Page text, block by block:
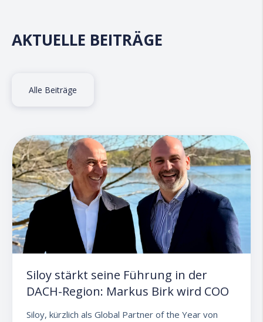
AKTUELLE BEITRÄGE
Alle Beiträge
Siloy stärkt seine Führung in der
DACH-Region: Markus Birk wird COO
Siloy, kürzlich als Global Partner of the Year von